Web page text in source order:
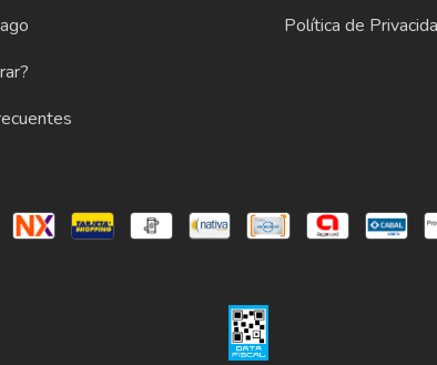
Política de